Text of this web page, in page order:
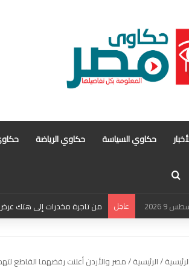
حكاوي السياسة حكاوي الرياضة
بحث عن
9 2026 عاجل من تاجرة مخدرات إلى هتك عرض .
الرئيسية/الرئيسية/مصر والأردن أعلنت رفضهما القاطع